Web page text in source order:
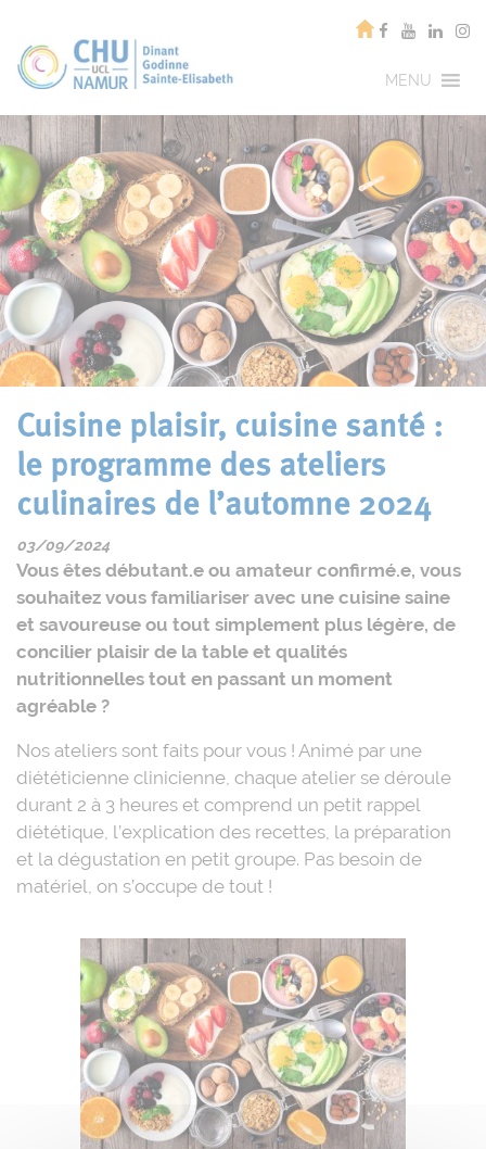
MENU
Cuisine plaisir, cuisine santé :
le programme des ateliers
culinaires de l’automne 2024
03/09/2024
Vous êtes débutant.e ou amateur confirmé.e, vous
souhaitez vous familiariser avec une cuisine saine
et savoureuse ou tout simplement plus légère, de
concilier plaisir de la table et qualités
nutritionnelles tout en passant un moment
agréable ?
Nos ateliers sont faits pour vous ! Animé par une
diététicienne clinicienne, chaque atelier se déroule
durant 2 à 3 heures et comprend un petit rappel
diététique, l’explication des recettes, la préparation
et la dégustation en petit groupe. Pas besoin de
matériel, on s’occupe de tout !